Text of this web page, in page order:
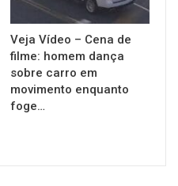
Veja Vídeo – Cena de
filme: homem dança
sobre carro em
movimento enquanto
foge…